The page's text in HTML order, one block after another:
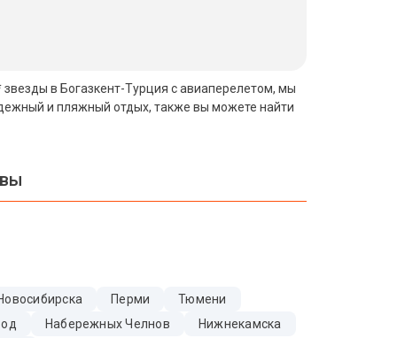
звезды в Богазкент-Турция с авиаперелетом, мы
и пляжный отдых, также вы можете найти
Перми
Тюмени
Набережных Челнов Нижнекамска